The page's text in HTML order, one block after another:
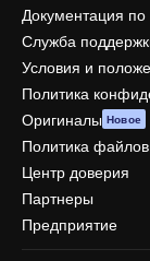
Документация
Служба
Условия и
Политика
Оригиналы Новое
Политика
Центр доверия
Партнеры
Предприятие